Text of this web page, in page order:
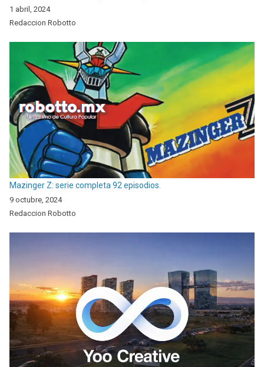
1 abril, 2024
Redaccion Robotto
Mazinger Z: serie completa 92 episodios.
9 octubre, 2024
Redaccion Robotto